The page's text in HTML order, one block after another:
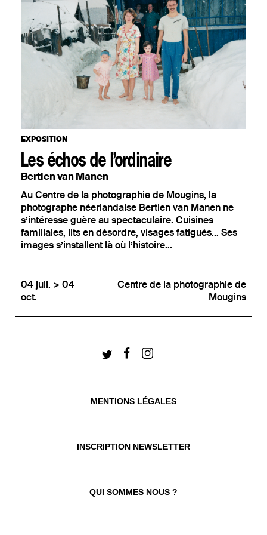
OÙ TROUVER VOTRE N° ?
Votre numéro de commande
figure en haut du mail reçu lors de
la souscription de votre
abonnement.
EXPOSITION
CIRQUE
AOÛT
SEPTEMBRE
OCTOBRE
NOVEMBRE
DÉCEMBRE
JANVIER
EXPOSITION
Les échos de l’ordinaire
Bertien van Manen
Au Centre de la photographie de Mougins, la
photographe néerlandaise Bertien van Manen ne
s’intéresse guère au spectaculaire. Cuisines
familiales, lits en désordre, visages fatigués... Ses
images s’installent là où l’histoire...
04 juil. > 04
oct.
Centre de la photographie de
Mougins
MENTIONS LÉGALES
INSCRIPTION NEWSLETTER
QUI SOMMES NOUS ?